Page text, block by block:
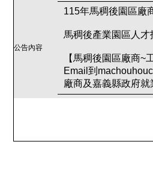
公告內容
115年馬稠後園區廠
馬稠後產業園區人
【馬稠後園區廠商~
Email到
廠商及嘉義縣政府